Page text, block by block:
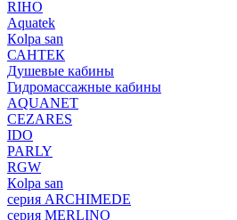
RIHO
Аquatek
Кolpa san
САНТЕК
Душевые кабины
Гидромассажные кабины
AQUANET
CEZARES
IDO
PARLY
RGW
Кolpa san
серия ARCHIMEDE
серия MERLINO